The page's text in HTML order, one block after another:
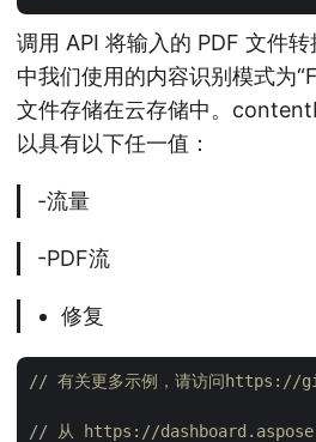
调用 API 将输入的 PDF 文件
中我们使用的内容识别模式为
文件存储在云存储中。
以具有以下任一值：
-流量
-PDF流
修复
// 有关更多示例，请访问
// 从 https://